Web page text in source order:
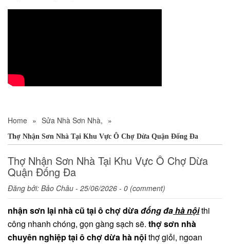
Home » Sửa Nhà Sơn Nhà, »
Thợ Nhận Sơn Nhà Tại Khu Vực Ô Chợ Dừa Quận Đống Đa
Thợ Nhận Sơn Nhà Tại Khu Vực Ô Chợ Dừa
Quận Đống Đa
Đăng bởi: Bảo Châu - 25/06/2026 - 0 (comment)
nhận sơn lại nhà cũ tại ô chợ dừađống đahà nộithi
công nhanh chóng, gọn gàng sạch sẽ. thợ sơn nhà
chuyên nghiệp tại ô chợ dừa hà nộithợ giỏi, ngoan